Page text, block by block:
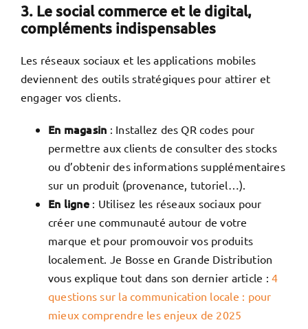
3. Le social commerce et le digital,
compléments indispensables
Les réseaux sociaux et les applications mobiles
deviennent des outils stratégiques pour attirer et
engager vos clients.
En magasin : Installez des QR codes pour
permettre aux clients de consulter des stocks
ou d’obtenir des informations supplémentaires
sur un produit (provenance, tutoriel…).
En ligne: Utilisez les réseaux sociaux pour
créer une communauté autour de votre
marque et pour promouvoir vos produits
localement. Je Bosse en Grande Distribution
vous explique tout dans son dernier article :4
questions sur la communication locale : pour
mieux comprendre les enjeux de 2025